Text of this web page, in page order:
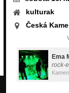
kulturak
Česká
Ema
rock-